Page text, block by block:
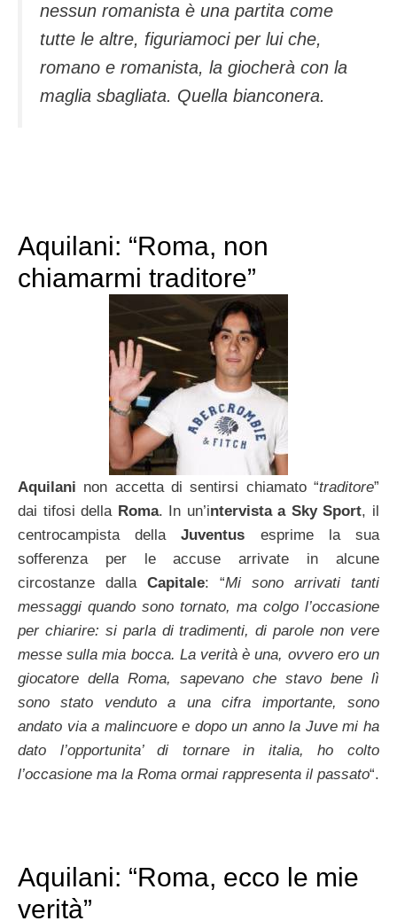
nessun romanista è una partita come
tutte le altre, figuriamoci per lui che,
romano e romanista, la giocherà con la
maglia sbagliata. Quella bianconera.
Aquilani: “Roma, non
chiamarmi traditore”
Aquilani non accetta di sentirsi chiamato “traditore”
dai tifosi della Roma. In un’intervista a Sky Sport, il
centrocampista dellaJuventus esprime la sua
sofferenza per le accuse arrivate in alcune
circostanze dalla Capitale: “Mi sono arrivati tanti
messaggi quando sono tornato, ma colgo l’occasione
per chiarire: si parla di tradimenti, di parole non vere
messe sulla mia bocca. La verità è una, ovvero ero un
giocatore della Roma, sapevano che stavo bene lì
sono stato venduto a una cifra importante, sono
andato via a malincuore e dopo un anno la Juve mi ha
dato l’opportunita’ di tornare in italia, ho colto
l’occasione ma la Roma ormai rappresenta il passato“.
Aquilani: “Roma, ecco le mie
verità”